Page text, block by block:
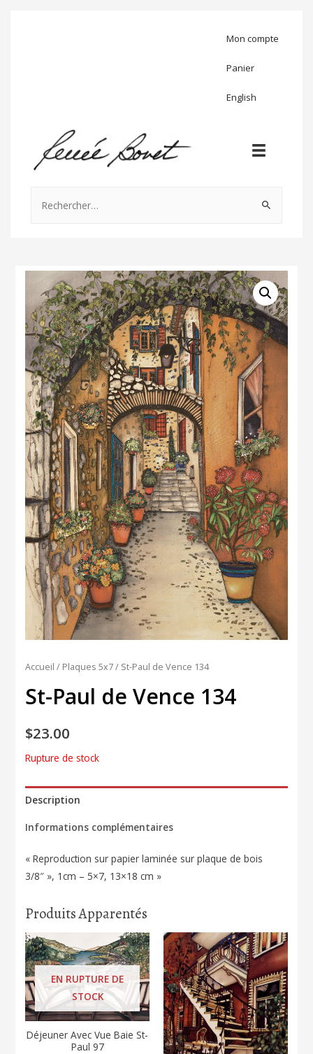
Mon compte
Panier
English
Accueil / Plaques 5x7/ St-Paul de Vence 134
St-Paul de Vence 134
$23.00
Rupture de stock
Description
Informations complémentaires
« Reproduction sur papier laminée sur plaque de bois
3/8″ », 1cm – 5×7, 13×18 cm »
Produits Apparentés
EN RUPTURE DE
STOCK
Déjeuner Avec Vue Baie St-
Paul 97